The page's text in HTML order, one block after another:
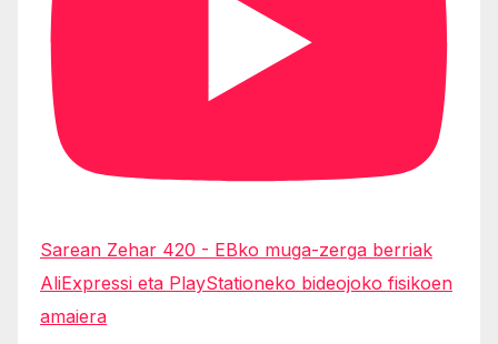
Sarean Zehar 420 - EBko muga-zerga berriak
AliExpressi eta PlayStationeko bideojoko fisikoen
amaiera